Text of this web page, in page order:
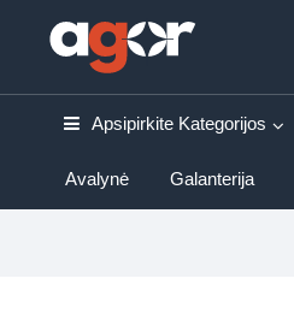
Apsipirkite Kategorijos
Avalynė Galanterija